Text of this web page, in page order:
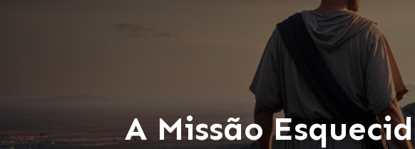
A Missão